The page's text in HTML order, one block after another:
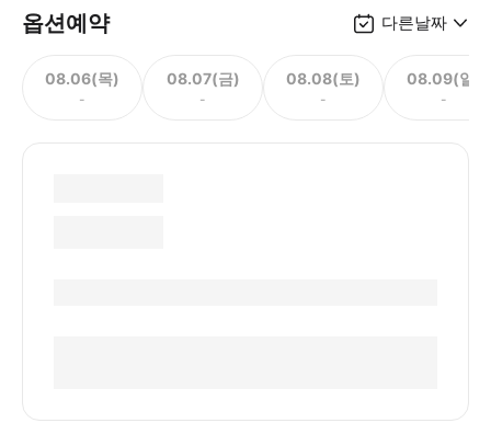
옵션예약 다른날짜
08.06(목)
-
08.07(금)
-
08.08(토)
-
08.09(일)
-